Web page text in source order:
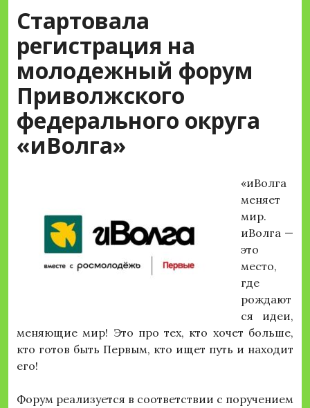
Стартовала
регистрация на
молодежный форум
Приволжского
федерального округа
«иВолга»
«иВолга
меняет
мир.
иВолга —
это
место,
где
рождают
ся идеи,
меняющие мир! Это про тех, кто хочет больше,
кто готов быть Первым, кто ищет путь и находит
его!
Форум реализуется в соответствии с поручением